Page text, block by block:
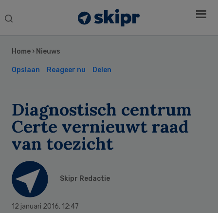
Search
Home › Nieuws
Opslaan Reageer nu Delen
Diagnostisch centrum
Certe vernieuwt raad
van toezicht
Skipr Redactie
12 januari 2016, 12:47
Sidebar